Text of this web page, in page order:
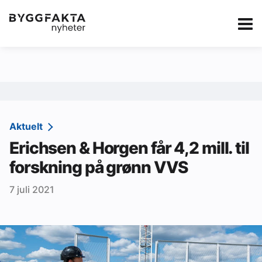
Kategorier Jobbmarkedet Annonsere i
Redaksjonen
Om Byggfakta
Annonsere
Abonnere
Tips oss
Aktuelt
Erichsen & Horgen får 4,2 mill. til
forskning på grønn VVS
7 juli 2021